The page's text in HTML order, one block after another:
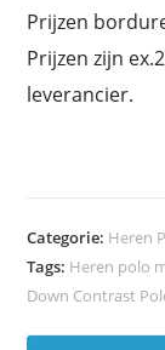
Prijzen
Prijzen zijn
leverancier.
Categorie: Heren
Tags: Heren polo
Down Contrast